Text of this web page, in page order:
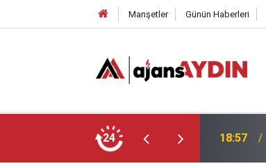
Manşetler Günün Haberleri
24
ölümüne neden oldu 18:13